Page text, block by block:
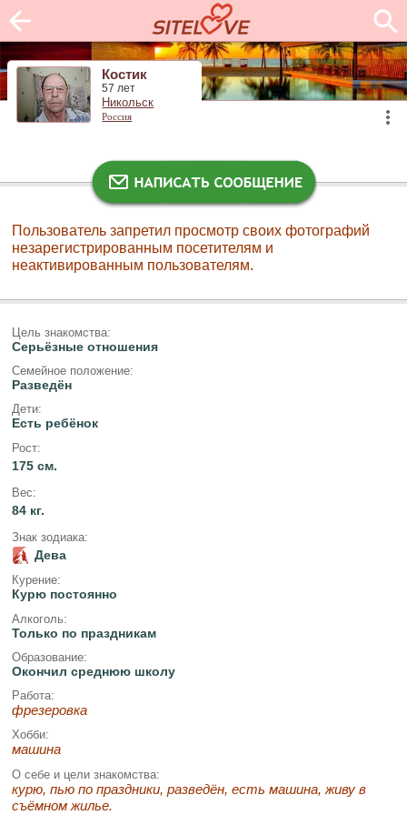
Костик
57 лет
Никольск
Россия
Пользователь запретил просмотр своих фотографий
незарегистрированным посетителям и
неактивированным пользователям.
Цель знакомства:
Серьёзные отношения
Семейное положение:
Разведён
Дети:
Есть ребёнок
Рост:
175 см.
Вес:
84 кг.
Знак зодиака:
Дева
Курение:
Курю постоянно
Алкоголь:
Только по праздникам
Образование:
Окончил среднюю школу
Работа:
фрезеровка
Хобби:
машина
О себе и цели знакомства:
курю, пью по праздники, разведён, есть машина, живу в
съёмном жилье.